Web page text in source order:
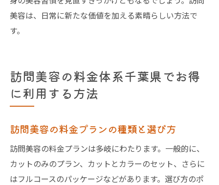
美容は、日常に新たな価値を加える素晴らしい方法で
す。
訪問美容の料金体系千葉県でお得
に利用する方法
訪問美容の料金プランの種類と選び方
訪問美容の料金プランは多岐にわたります。一般的に、
カットのみのプラン、カットとカラーのセット、さらに
はフルコースのパッケージなどがあります。選び方のポ